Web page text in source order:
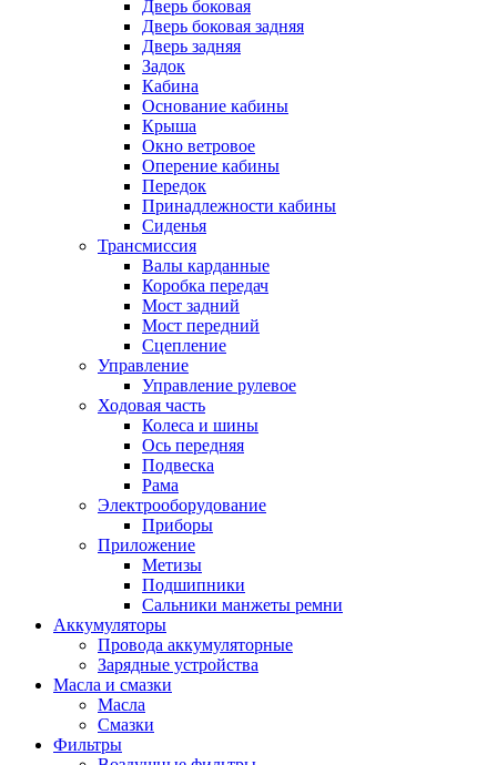
Дверь боковая
Дверь боковая задняя
Дверь задняя
Задок
Кабина
Основание кабины
Крыша
Окно ветровое
Оперение кабины
Передок
Принадлежности кабины
Сиденья
Трансмиссия
Валы карданные
Коробка передач
Мост задний
Мост передний
Сцепление
Управление
Управление рулевое
Ходовая часть
Колеса и шины
Ось передняя
Подвеска
Рама
Электрооборудование
Приборы
Приложение
Метизы
Подшипники
Сальники манжеты ремни
Аккумуляторы
Провода аккумуляторные
Зарядные устройства
Масла и смазки
Масла
Смазки
Фильтры